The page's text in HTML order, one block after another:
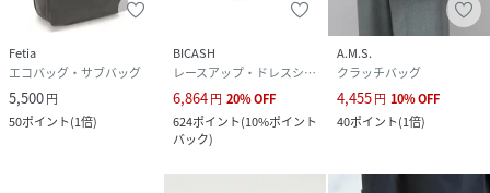
Fetia
エコバッグ・サブバッグ
5,500円
50ポイント(1倍)
BICASH
レースアップ・ドレスシューズ
6,864円 20%OFF
624ポイント(10%ポイント
バック)
A.M.S.
クラッチバッグ
4,455円 10%OFF
40ポイント(1倍)